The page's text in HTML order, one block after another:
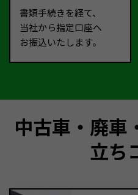
書類手続きを経て、
当社から指定口座へ
お振込いたします。
中古車・廃車
立ち